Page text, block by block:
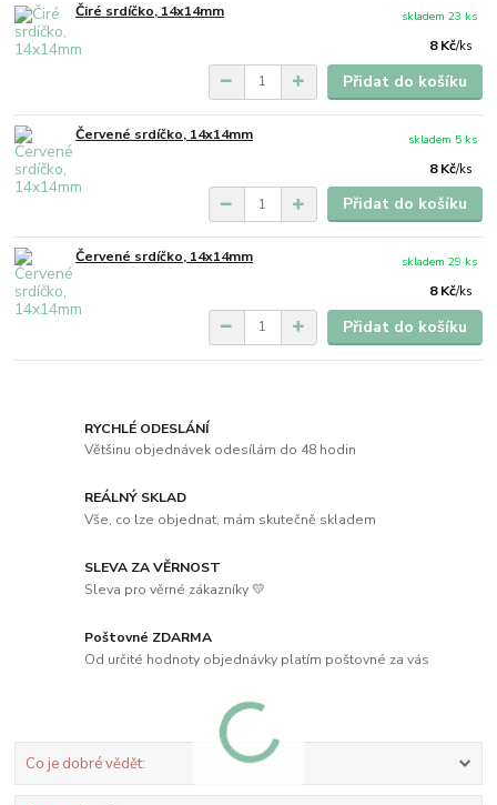
Čiré srdíčko, 14x14mm
8 Kč/ks
skladem 23 ks
Přidat do košíku
Červené srdíčko, 14x14mm
8 Kč/ks
skladem 5 ks
Přidat do košíku
Červené srdíčko, 14x14mm
8 Kč/ks
skladem 29 ks
Přidat do košíku
RYCHLÉ ODESLÁNÍ
Většinu objednávek odesílám do 48 hodin
REÁLNÝ SKLAD
Vše, co lze objednat, mám skutečně skladem
SLEVA ZA VĚRNOST
Sleva pro věrné zákazníky 💛
Poštovné ZDARMA
Od určité hodnoty objednávky platím poštovné za vás
Co je dobré vědět: